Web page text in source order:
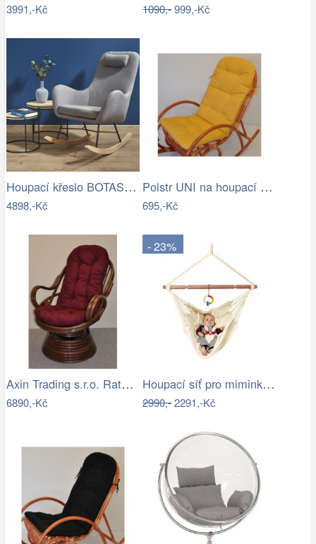
3991,-Kč 1090,-999,-Kč
Houpací křeslo BOTAS Halmar
4898,-Kč
Polstr UNI na houpací křeslo - žlutý…
695,-Kč
Axin Trading s.r.o. Ratanové houpací…
6890,-Kč
- 23%
Houpací síť pro miminka La Siesta…
2990,-2291,-Kč